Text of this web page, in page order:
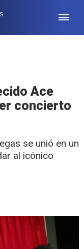
Ace
concierto
se unió en un
al icónico